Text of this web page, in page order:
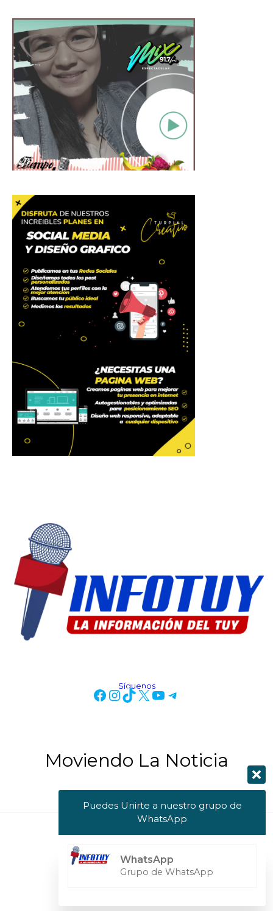
Síguenos
Moviendo La Noticia
Powered by Info Tuy
Puedes Unirte a nuestro grupo de
WhatsApp
WhatsApp
Grupo de WhatsApp